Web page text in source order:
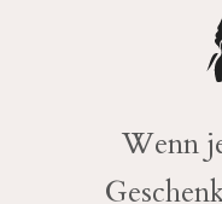
Wenn